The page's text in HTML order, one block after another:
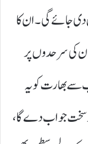
دی جائے گی۔ ان کا
کی سرحدوں پر
سے بھارت کو یہ
سخت جواب دے گا،